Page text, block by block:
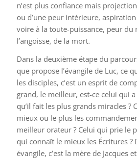
n’est plus confiance mais
ou d’une peur intérieure,
voire à la toute-puissance, peur du
l’angoisse, de la mort.
Dans la deuxième étape du
que propose l’évangile de Luc, ce
les disciples, c’est un esprit de
grand, le meilleur, est-ce celui qui
qu’il fait les plus grands miracles ?
mieux ou le plus les
meilleur orateur ? Celui qui prie le
qui connaît le mieux les Écritures ?
évangile, c’est la mère de Jacques